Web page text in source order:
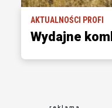
AKTUALNOŚCI PROFI
Wydajne